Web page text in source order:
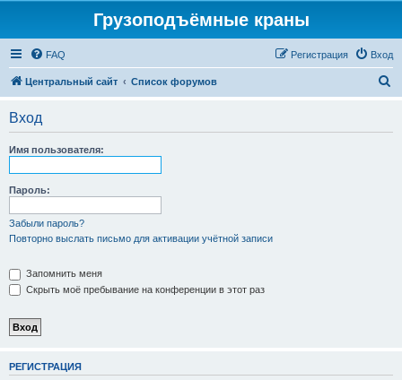
Грузоподъёмные краны
FAQ Вход
Регистрация
Центральный сайт Список форумов
Вход
Имя пользователя:
Пароль:
Забыли пароль?
Повторно выслать письмо для активации учётной записи
Запомнить меня
Скрыть моё пребывание на конференции в этот раз
РЕГИСТРАЦИЯ